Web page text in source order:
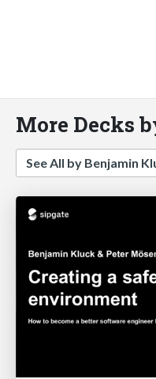
More Decks
See All by Benjamin